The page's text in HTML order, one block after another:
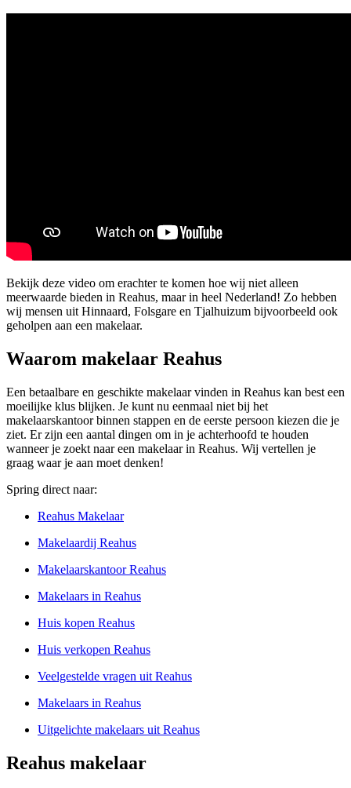
Bekijk deze video om erachter te komen hoe wij niet alleen
meerwaarde bieden in Reahus, maar in heel Nederland! Zo hebben
wij mensen uit Hinnaard, Folsgare en Tjalhuizum bijvoorbeeld ook
geholpen aan een makelaar.
Waarom makelaar Reahus
Een betaalbare en geschikte makelaar vinden in Reahus kan best een
moeilijke klus blijken. Je kunt nu eenmaal niet bij het
makelaarskantoor binnen stappen en de eerste persoon kiezen die je
ziet. Er zijn een aantal dingen om in je achterhoofd te houden
wanneer je zoekt naar een makelaar in Reahus. Wij vertellen je
graag waar je aan moet denken!
Spring direct naar:
Reahus Makelaar
Makelaardij Reahus
Makelaarskantoor Reahus
Makelaars in Reahus
Huis kopen Reahus
Huis verkopen Reahus
Veelgestelde vragen uit Reahus
Makelaars in Reahus
Uitgelichte makelaars uit Reahus
Reahus makelaar